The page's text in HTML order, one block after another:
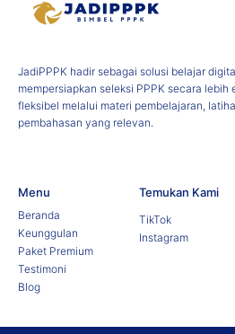
JadiPPPK hadir sebagai solusi belajar
mempersiapkan seleksi PPPK secara lebih
fleksibel melalui materi pembelajaran,
pembahasan yang relevan.
Menu
Beranda
Keunggulan
Paket Premium
Testimoni
Blog
Temukan Kami
TikTok
Instagram